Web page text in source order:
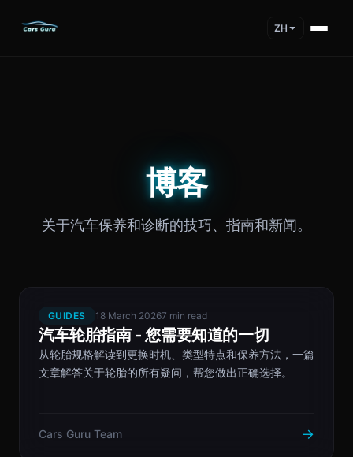
ZH
博客
关于汽车保养和诊断的技巧、指南和新闻。
GUIDES 18 March 20267 min read
汽车轮胎指南 - 您需要知道的一切
从轮胎规格解读到更换时机、类型特点和保养方法，一篇
文章解答关于轮胎的所有疑问，帮您做出正确选择。
Cars Guru Team →